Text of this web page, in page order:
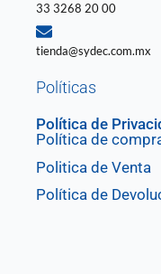
33 3268 20 00
tienda@sydec.com.mx
Políticas
Política de
Política de
Politica de Venta
Política de